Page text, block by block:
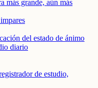
más grande, aún más
del estado de ánimo
diario
de estudio,